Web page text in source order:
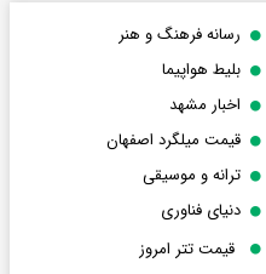
رسانه فرهنگ و هنر
بلیط هواپیما
اخبار مشهد
قیمت میلگرد اصفهان
ترانه و موسیقی
دنیای فناوری
قیمت تتر امروز